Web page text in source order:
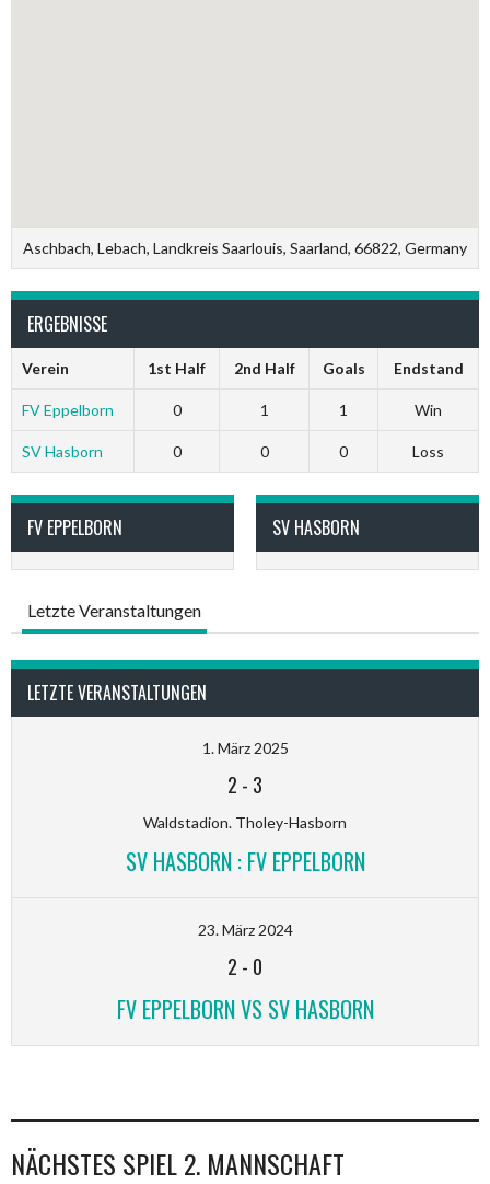
Aschbach, Lebach, Landkreis Saarlouis, Saarland, 66822, Germany
ERGEBNISSE
Verein 1st Half 2nd Half Goals Endstand
FV Eppelborn 0 1 1 Win
SV Hasborn 0 0 0 Loss
FV EPPELBORN SV HASBORN
Letzte Veranstaltungen
LETZTE VERANSTALTUNGEN
1. März 2025
2 - 3
Waldstadion. Tholey-Hasborn
SV HASBORN : FV EPPELBORN
23. März 2024
2 - 0
FV EPPELBORN VS SV HASBORN
NÄCHSTES SPIEL 2. MANNSCHAFT